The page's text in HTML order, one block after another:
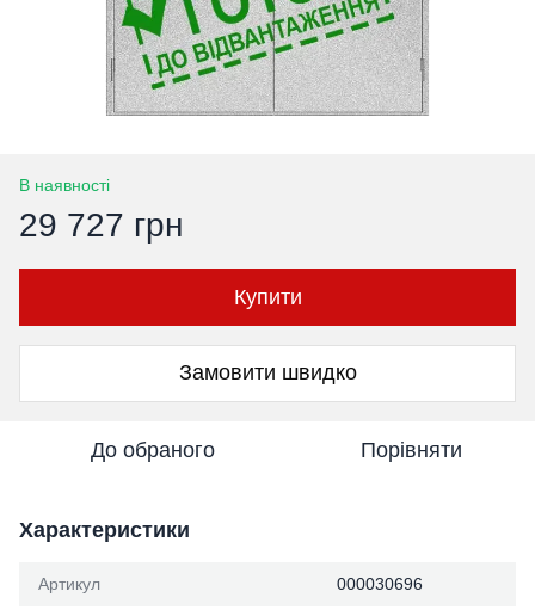
В наявності
29 727 грн
Купити
Замовити швидко
До обраного Порівняти
Характеристики
Артикул 000030696